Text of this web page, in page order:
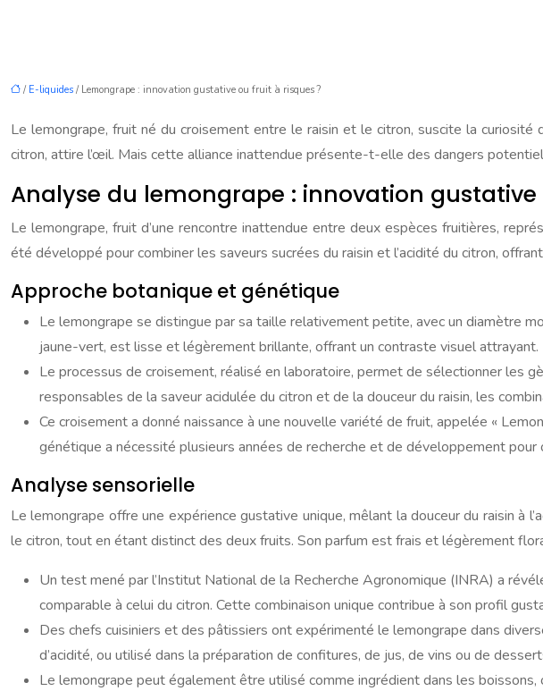
/ E-liquides / Lemongrape : innovation gustative ou fruit à risques ?
Le lemongrape, fruit né du croisement entre le raisin et le citron, suscite la
citron, attire l’œil. Mais cette alliance inattendue présente-t-elle des dangers
Analyse du lemongrape : innovation gustative
Le lemongrape, fruit d’une rencontre inattendue entre deux espèces fruitières,
été développé pour combiner les saveurs sucrées du raisin et l’acidité du citron,
Approche botanique et génétique
Le lemongrape se distingue par sa taille relativement petite, avec un diamètre
jaune-vert, est lisse et légèrement brillante, offrant un contraste visuel attrayant.
Le processus de croisement, réalisé en laboratoire, permet de sélectionner les
responsables de la saveur acidulée du citron et de la douceur du raisin, les
Ce croisement a donné naissance à une nouvelle variété de fruit, appelée «
génétique a nécessité plusieurs années de recherche et de développement
Analyse sensorielle
Le lemongrape offre une expérience gustative unique, mêlant la douceur du raisin à
le citron, tout en étant distinct des deux fruits. Son parfum est frais et légèrement
Un test mené par l’Institut National de la Recherche Agronomique (INRA) a
comparable à celui du citron. Cette combinaison unique contribue à son profil
Des chefs cuisiniers et des pâtissiers ont expérimenté le lemongrape dans
d’acidité, ou utilisé dans la préparation de confitures, de jus, de vins ou de
Le lemongrape peut également être utilisé comme ingrédient dans les